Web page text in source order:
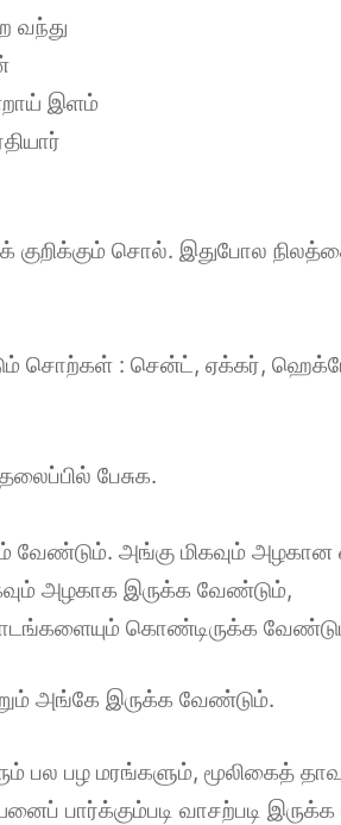
வந்து
இளம்
குறிக்கும் சொல். இதுபோல
சொற்கள் : சென்ட், ஏக்கர்,
பேசுக.
வேண்டும். அங்கு மிகவும் அழகான
அழகாக இருக்க வேண்டும்,
கொண்டிருக்க
அங்கே இருக்க வேண்டும்.
பல பழ மரங்களும், மூலிகைத்
பார்க்கும்படி வாசற்படி